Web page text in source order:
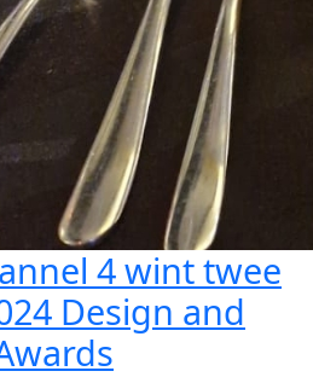
4 wint twee
Design and